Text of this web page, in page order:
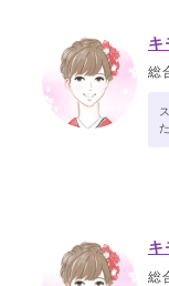
総
総